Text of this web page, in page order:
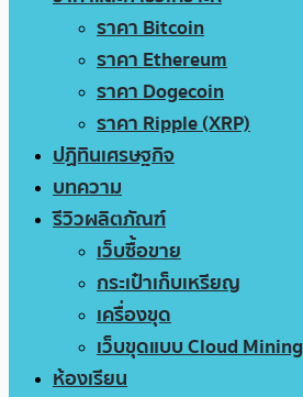
ราคา Bitcoin
ราคา Ethereum
ราคา Dogecoin
ราคา Ripple (XRP)
ปฏิทินเศรษฐกิจ
บทความ
รีวิวผลิตภัณฑ์
เว็บซื้อขาย
กระเป๋าเก็บเหรียญ
เครื่องขุด
เว็บขุดแบบ Cloud Mining
ห้องเรียน